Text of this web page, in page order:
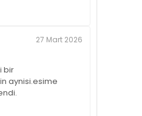
27 Mart 2026
bir
aynisi.esime